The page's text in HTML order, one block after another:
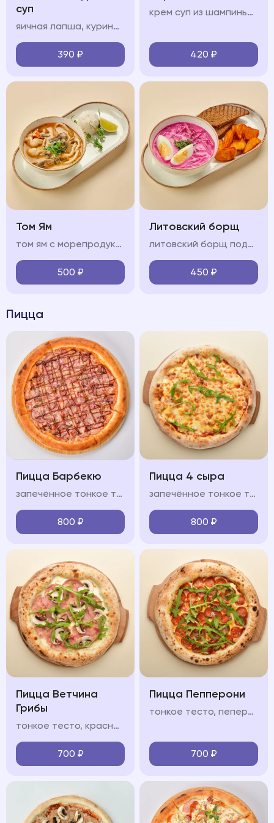
суп
яичная лапша, куриный бульон, филе цыпленка, куриное яйцо, зелень
390 ₽
крем суп из шампиньонов, сливки, чеснок, ухарики
420 ₽
Том Ям
том ям с морепродуктами на кокосовом молоке с кальмарами, креветкой, мидиями, грибами шиитаке и шампиньонами, подается с рисом
500 ₽
Литовский борщ
литовский борщ подается картофелем спайс и черным хлебом
450 ₽
Пицца
Пицца Барбекю
запечённое тонкое тесто, свиной окорок, охотничьи колбасками, бекон, лук красный, фирменный соус "BBQ", моцарелла, красный соус
800 ₽
Пицца 4 сыра
запечённое тонкое тесто, сыр моцарелла, пармезан, горгонзола, доблю, фирменный соус, оливковое масло
800 ₽
Пицца Ветчина
Грибы
тонкое тесто, красный/белый соус, ветчина, шампиньоны, моцарелла, руккола, пармезан
700 ₽
Пицца Пепперони
тонкое тесто, пеперони, салями, соус из томатов, моцарелла, руккола, пармезан
700 ₽